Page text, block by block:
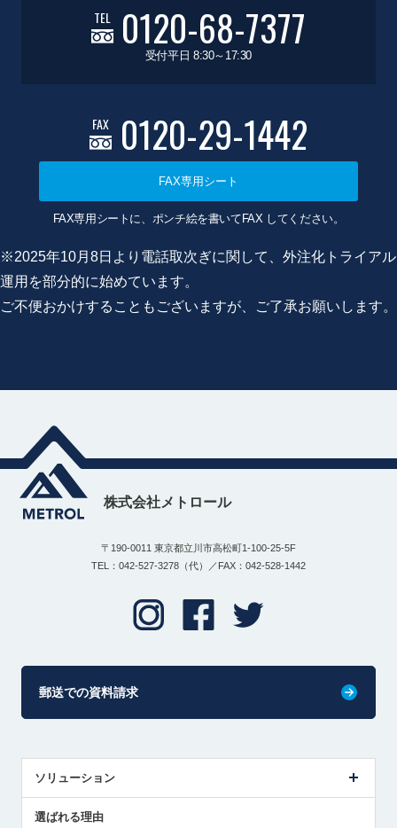
TEL 0120-68-7377
受付平日 8:30～17:30
FAX 0120-29-1442
FAX専用シート
FAX専用シートに、ポンチ絵を書いてFAX してください。
※2025年10月8日より電話取次ぎに関して、外注化トライアル
運用を部分的に始めています。
ご不便おかけすることもございますが、ご了承お願いします。
株式会社メトロール
〒190-0011 東京都立川市高松町1-100-25-5F
TEL：042-527-3278（代）／FAX：042-528-1442
郵送での資料請求
ソリューション
解決策提案
選ばれる理由